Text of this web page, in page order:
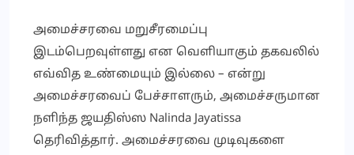
அமைச்சரவை மறுசீரமைப்பு
இடம்பெறவுள்ளது என வெளியாகும் தகவலில்
எவ்வித உண்மையும் இல்லை – என்று
அமைச்சரவைப் பேச்சாளரும், அமைச்சருமான
நளிந்த ஜயதிஸ்ஸ Nalinda Jayatissa
தெரிவித்தார். அமைச்சரவை முடிவுகளை